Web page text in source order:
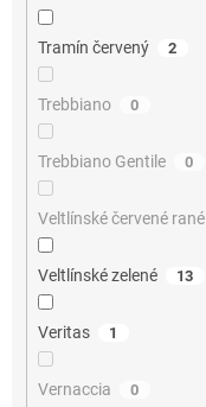
Tramín červený 2
Trebbiano 0
Trebbiano Gentile 0
Veltlínské červené rané
Veltlínské zelené 13
Veritas 1
Vernaccia 0